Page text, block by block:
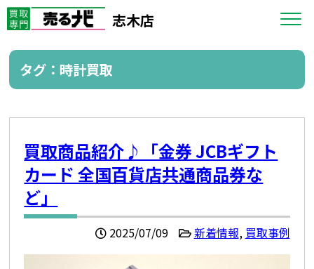
志木店
タグ：時計買取
買取商品紹介♪「金券 JCBギフト
カード 全国百貨店共通商品券な
ど」
2025/07/09 新着情報, 買取事例